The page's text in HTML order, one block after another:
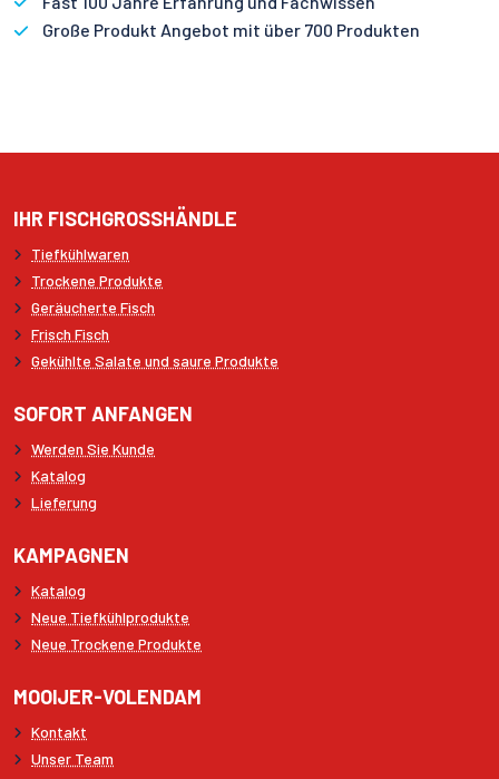
Große Produkt Angebot mit über 700 Produkten
IHR FISCHGROSSHÄNDLE
Tiefkühlwaren
Trockene Produkte
Geräucherte Fisch
Frisch Fisch
Gekühlte Salate und saure Produkte
SOFORT ANFANGEN
Werden Sie Kunde
Katalog
Lieferung
KAMPAGNEN
Katalog
Neue Tiefkühlprodukte
Neue Trockene Produkte
MOOIJER-VOLENDAM
Kontakt
Unser Team